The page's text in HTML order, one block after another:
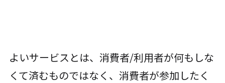
よいサービスとは、消費者/利用者が何もしな
くて済むものではなく、消費者が参加したく